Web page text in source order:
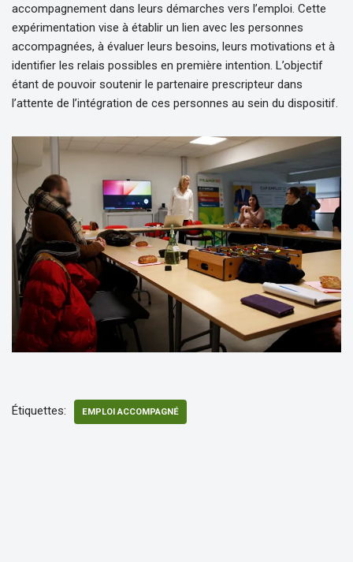
accompagnement dans leurs démarches vers l’emploi. Cette
expérimentation vise à établir un lien avec les personnes
accompagnées, à évaluer leurs besoins, leurs motivations et à
identifier les relais possibles en première intention. L’objectif
étant de pouvoir soutenir le partenaire prescripteur dans
l’attente de l’intégration de ces personnes au sein du dispositif.
Étiquettes: EMPLOI ACCOMPAGNÉ